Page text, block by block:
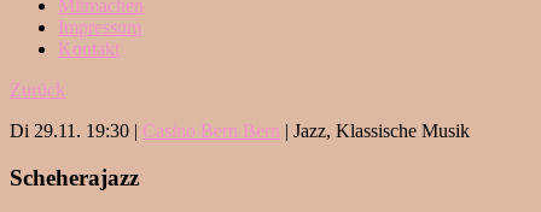
Mitmachen
Impressum
Kontakt
Zurück
Di 29.11. 19:30 | Casino Bern Bern | Jazz, Klassische Musik
Scheherajazz